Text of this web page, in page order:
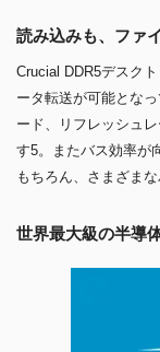
読み込みも、ファ
Crucial DDR5デスク
ータ転送が可能とな
ード、リフレッシュ
す5。またバス効率が
もちろん、さまざま
世界最大級の半導